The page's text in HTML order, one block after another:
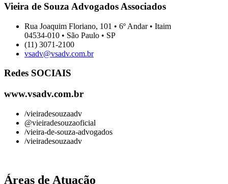
Vieira de Souza Advogados Associados
Rua Joaquim Floriano, 101 • 6º Andar • Itaim
04534-010 • São Paulo • SP
(11) 3071-2100
vsadv@vsadv.com.br
Redes SOCIAIS
www.vsadv.com.br
/vieiradesouzaadv
@vieiradesouzaoficial
/vieira-de-souza-advogados
/vieiradesouzaadv
Áreas de Atuação